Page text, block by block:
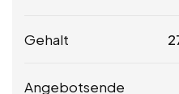
Gehalt
Angebotsende